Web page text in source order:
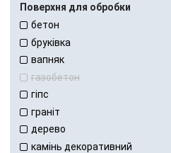
Поверхня для обробки
бетон
бруківка
вапняк
газобетон
гіпс
граніт
дерево
камінь декоративний